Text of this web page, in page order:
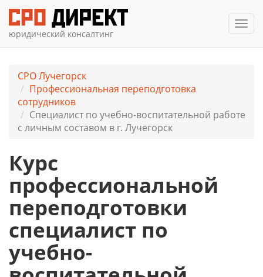
юридический консалтинг
СРО Лучегорск
Профессиональная переподготовка
сотрудников
Специалист по учебно-воспитательной работе
с личным составом в г. Лучегорск
Курс
профессиональной
переподготовки
специалист по
учебно-